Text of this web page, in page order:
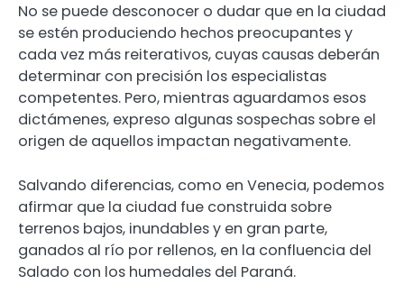
No se puede desconocer o dudar que en la ciudad
se estén produciendo hechos preocupantes y
cada vez más reiterativos, cuyas causas deberán
determinar con precisión los especialistas
competentes. Pero, mientras aguardamos esos
dictámenes, expreso algunas sospechas sobre el
origen de aquellos impactan negativamente.
Salvando diferencias, como en Venecia, podemos
afirmar que la ciudad fue construida sobre
terrenos bajos, inundables y en gran parte,
ganados al río por rellenos, en la confluencia del
Salado con los humedales del Paraná.